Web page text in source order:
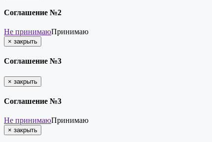
Соглашение №2
Не принимаюПринимаю
× закрыть
Соглашение №3
× закрыть
Соглашение №3
Не принимаюПринимаю
× закрыть